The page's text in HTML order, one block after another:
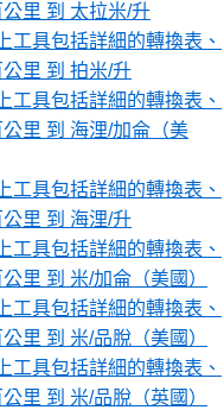
里 到 太拉米/升
工具包括詳細的轉換表、
里 到 拍米/升
工具包括詳細的轉換表、
里 到 海浬/加侖（美
工具包括詳細的轉換表、
里 到 海浬/升
工具包括詳細的轉換表、
里 到 米/加侖（美國）
工具包括詳細的轉換表、
里 到 米/品脫（美國）
工具包括詳細的轉換表、
里 到 米/品脫（英國）